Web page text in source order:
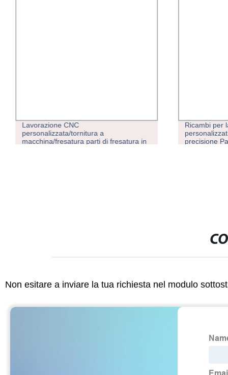
Lavorazione CNC
personalizzata/tornitura a
macchina/fresatura parti di fresatura in
Ricambi per
precisione
Non esitare a inviare la tua richiesta nel modulo